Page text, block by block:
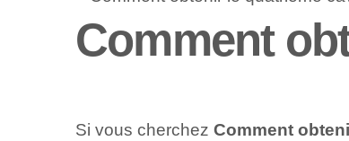
Comment
Si vous cherchez Comment